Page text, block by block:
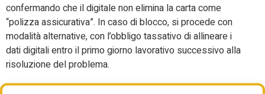
confermando che il digitale non elimina la carta come
“polizza assicurativa”. In caso di blocco, si procede con
modalità alternative, con l’obbligo tassativo di allineare i
dati digitali entro il primo giorno lavorativo successivo alla
risoluzione del problema.